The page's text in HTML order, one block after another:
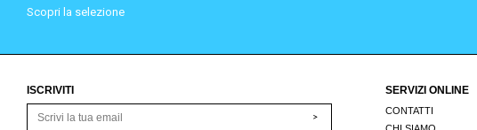
Scopri la selezione
ISCRIVITI
>
SERVIZI ONLINE
CONTATTI